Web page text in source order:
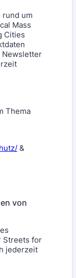
rund um
Mass
Cities
Newsletter
Thema
&
von
Streets for
jederzeit